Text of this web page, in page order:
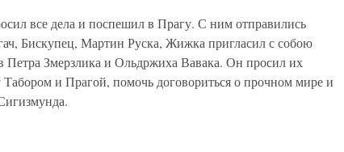
все дела и поспешил в Прагу. С ним отправились
Бискупец, Мартин Руска, Жижка пригласил с собою
Петра Змерзлика и Ольдржиха Вавака. Он просил их
и Прагой, помочь договориться о прочном мире и